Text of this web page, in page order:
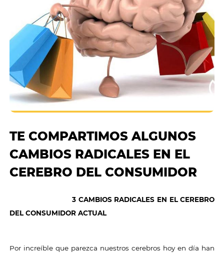
TE COMPARTIMOS ALGUNOS
CAMBIOS RADICALES EN EL
CEREBRO DEL CONSUMIDOR
3 CAMBIOS RADICALES EN EL CEREBRO
DEL CONSUMIDOR ACTUAL
Por increíble que parezca nuestros cerebros hoy en día han